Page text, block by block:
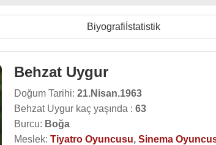
Biyografi İstatistik
Behzat Uygur
Doğum Tarihi: 21.Nisan.1963
Behzat Uygur kaç yaşında : 63
Burcu: Boğa
Meslek: Tiyatro Oyuncusu, Sinema